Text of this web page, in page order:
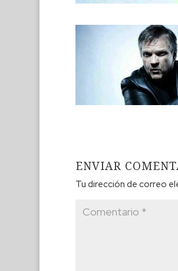
ENVIAR
Tu dirección de correo